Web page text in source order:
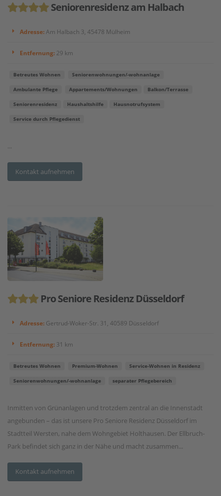
Seniorenresidenz am Halbach
Adresse: Am Halbach 3, 45478 Mülheim
Entfernung: 29 km
Betreutes Wohnen Seniorenwohnungen/-wohnanlage
Ambulante Pflege Appartements/Wohnungen Balkon/Terrasse
Seniorenresidenz Haushaltshilfe Hausnotrufsystem
Service durch Pflegedienst
...
Kontakt aufnehmen
Pro Seniore Residenz Düsseldorf
Adresse: Gertrud-Woker-Str. 31, 40589 Düsseldorf
Entfernung: 31 km
Betreutes Wohnen Premium-Wohnen Service-Wohnen in Residenz
Seniorenwohnungen/-wohnanlage separater Pflegebereich
Inmitten von Grünanlagen und trotzdem zentral an die Innenstadt
angebunden – das ist unsere Pro Seniore Residenz Düsseldorf im
Stadtteil Wersten, nahe dem Wohngebiet Holthausen. Der Ellbruch-
Park befindet sich ganz in der Nähe und macht zusammen...
Kontakt aufnehmen